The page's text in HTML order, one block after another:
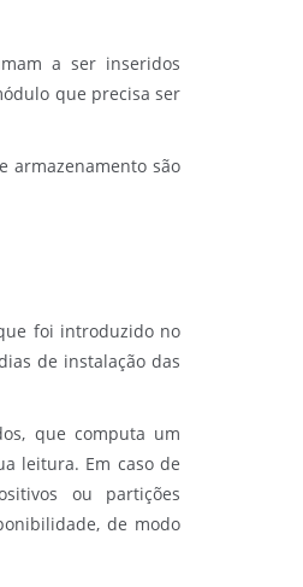
a ser inseridos
que precisa ser
armazenamento são
foi introduzido no
de instalação das
que computa um
leitura. Em caso de
ou partições
de modo